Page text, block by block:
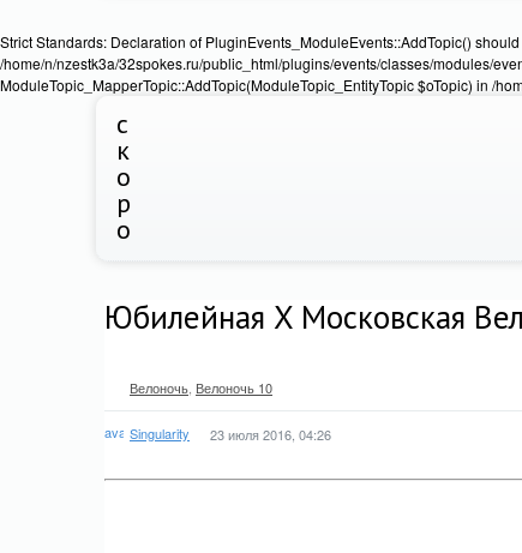
Strict Standards: Declaration of PluginEvents_ModuleEvents::AddTopic()
/home/n/nzestk3a/32spokes.ru/public_html/plugins/events/classes/modules/
ModuleTopic_MapperTopic::AddTopic(ModuleTopic_EntityTopic $oTopic) in /
с
к
о
р
о
Юбилейная X Московская
Велоночь Велоночь 10
Singularity 23 июля 2016, 04:26